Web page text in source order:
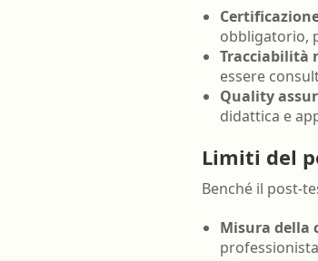
obbligatorio,
Tracciabilità
essere
Quality
didattica e
Limiti del
Benché il post-
Misura della